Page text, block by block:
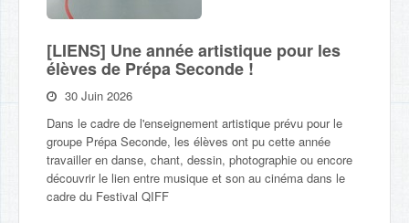
[LIENS] Une année artistique pour les
élèves de Prépa Seconde !
30 Juin 2026
Dans le cadre de l'enseignement artistique prévu pour le
groupe Prépa Seconde, les élèves ont pu cette année
travailler en danse, chant, dessin, photographie ou encore
découvrir le lien entre musique et son au cinéma dans le
cadre du Festival QIFF